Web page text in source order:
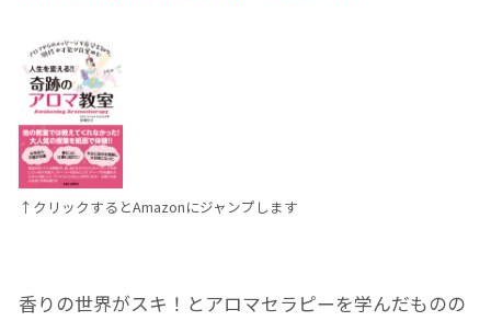
↑クリックするとAmazonにジャンプします
香りの世界がスキ！とアロマセラピーを学んだものの